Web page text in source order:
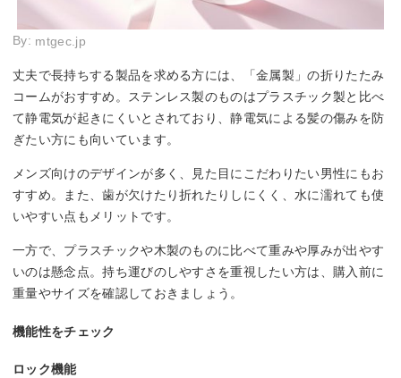
By: mtgec.jp
丈夫で長持ちする製品を求める方には、「金属製」の折りたたみ
コームがおすすめ。ステンレス製のものはプラスチック製と比べ
て静電気が起きにくいとされており、静電気による髪の傷みを防
ぎたい方にも向いています。
メンズ向けのデザインが多く、見た目にこだわりたい男性にもお
すすめ。また、歯が欠けたり折れたりしにくく、水に濡れても使
いやすい点もメリットです。
一方で、プラスチックや木製のものに比べて重みや厚みが出やす
いのは懸念点。持ち運びのしやすさを重視したい方は、購入前に
重量やサイズを確認しておきましょう。
機能性をチェック
ロック機能